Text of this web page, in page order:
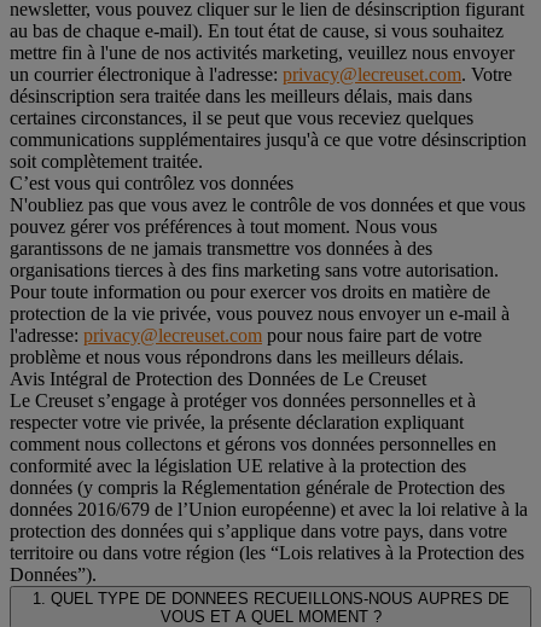
newsletter, vous pouvez cliquer sur le lien de désinscription figurant
au bas de chaque e-mail). En tout état de cause, si vous souhaitez
mettre fin à l'une de nos activités marketing, veuillez nous envoyer
un courrier électronique à l'adresse: privacy@lecreuset.com. Votre
désinscription sera traitée dans les meilleurs délais, mais dans
certaines circonstances, il se peut que vous receviez quelques
communications supplémentaires jusqu'à ce que votre désinscription
soit complètement traitée.
C’est vous qui contrôlez vos données
N'oubliez pas que vous avez le contrôle de vos données et que vous
pouvez gérer vos préférences à tout moment. Nous vous
garantissons de ne jamais transmettre vos données à des
organisations tierces à des fins marketing sans votre autorisation.
Pour toute information ou pour exercer vos droits en matière de
protection de la vie privée, vous pouvez nous envoyer un e-mail à
l'adresse: privacy@lecreuset.com pour nous faire part de votre
problème et nous vous répondrons dans les meilleurs délais.
Avis Intégral de Protection des Données de Le Creuset
Le Creuset s’engage à protéger vos données personnelles et à
respecter votre vie privée, la présente déclaration expliquant
comment nous collectons et gérons vos données personnelles en
conformité avec la législation UE relative à la protection des
données (y compris la Réglementation générale de Protection des
données 2016/679 de l’Union européenne) et avec la loi relative à la
protection des données qui s’applique dans votre pays, dans votre
territoire ou dans votre région (les “Lois relatives à la Protection des
Données”).
1. QUEL TYPE DE DONNEES RECUEILLONS-NOUS AUPRES DE
VOUS ET A QUEL MOMENT ?